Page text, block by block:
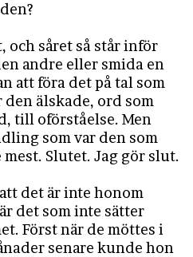
och såret så står inför
andre eller smida en
att föra det på tal som
älskade, ord som
till oförståelse. Men
som var den som
Slutet. Jag gör slut.
det är inte honom
det som inte sätter
Först när de möttes i
senare kunde hon